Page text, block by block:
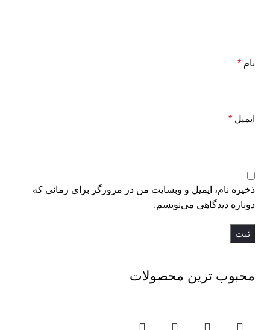
نام *
ایمیل *
ذخیره نام، ایمیل و وبسایت من در مرورگر برای زمانی که
دوباره دیدگاهی می‌نویسم.
محبوب ترین محصولات